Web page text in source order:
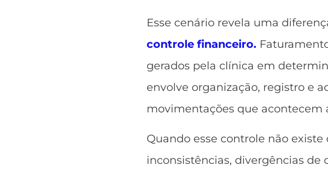
Esse cenário revela uma
controle financeiro.
gerados pela clínica em
envolve organização, registro e
movimentações que acontecem
Quando esse controle não
inconsistências, divergências